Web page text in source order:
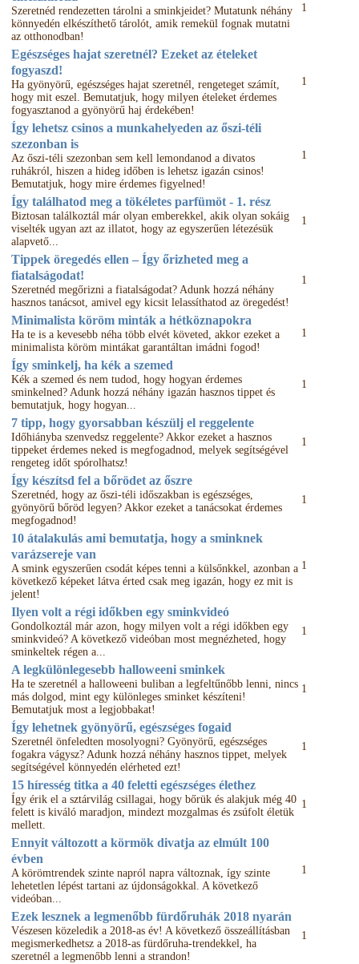
Szeretnéd rendezetten tárolni a sminkjeidet? Mutatunk néhány
könnyedén elkészíthető tárolót, amik remekül fognak mutatni
az otthonodban!
1
Egészséges hajat szeretnél? Ezeket az ételeket
fogyaszd!
Ha gyönyörű, egészséges hajat szeretnél, rengeteget számít,
hogy mit eszel. Bemutatjuk, hogy milyen ételeket érdemes
fogyasztanod a gyönyörű haj érdekében!
1
Így lehetsz csinos a munkahelyeden az őszi-téli
szezonban is
Az őszi-téli szezonban sem kell lemondanod a divatos
ruhákról, hiszen a hideg időben is lehetsz igazán csinos!
Bemutatjuk, hogy mire érdemes figyelned!
1
Így találhatod meg a tökéletes parfümöt - 1. rész
Biztosan találkoztál már olyan emberekkel, akik olyan sokáig
viselték ugyan azt az illatot, hogy az egyszerűen létezésük
alapvető...
1
Tippek öregedés ellen – Így őrizheted meg a
fiatalságodat!
Szeretnéd megőrizni a fiatalságodat? Adunk hozzá néhány
hasznos tanácsot, amivel egy kicsit lelassíthatod az öregedést!
1
Minimalista köröm minták a hétköznapokra
Ha te is a kevesebb néha több elvét követed, akkor ezeket a
minimalista köröm mintákat garantáltan imádni fogod!
1
Így sminkelj, ha kék a szemed
Kék a szemed és nem tudod, hogy hogyan érdemes
sminkelned? Adunk hozzá néhány igazán hasznos tippet és
bemutatjuk, hogy hogyan...
1
7 tipp, hogy gyorsabban készülj el reggelente
Időhiányba szenvedsz reggelente? Akkor ezeket a hasznos
tippeket érdemes neked is megfogadnod, melyek segítségével
rengeteg időt spórolhatsz!
1
Így készítsd fel a bőrödet az őszre
Szeretnéd, hogy az őszi-téli időszakban is egészséges,
gyönyörű bőröd legyen? Akkor ezeket a tanácsokat érdemes
megfogadnod!
1
10 átalakulás ami bemutatja, hogy a sminknek
varázsereje van
A smink egyszerűen csodát képes tenni a külsőnkkel, azonban a
következő képeket látva érted csak meg igazán, hogy ez mit is
jelent!
1
Ilyen volt a régi időkben egy sminkvideó
Gondolkoztál már azon, hogy milyen volt a régi időkben egy
sminkvideó? A következő videóban most megnézheted, hogy
sminkeltek régen a...
1
A legkülönlegesebb halloweeni sminkek
Ha te szeretnél a halloweeni buliban a legfeltűnőbb lenni, nincs
más dolgod, mint egy különleges sminket készíteni!
Bemutatjuk most a legjobbakat!
1
Így lehetnek gyönyörű, egészséges fogaid
Szeretnél önfeledten mosolyogni? Gyönyörű, egészséges
fogakra vágysz? Adunk hozzá néhány hasznos tippet, melyek
segítségével könnyedén elérheted ezt!
1
15 híresség titka a 40 feletti egészséges élethez
Így érik el a sztárvilág csillagai, hogy bőrük és alakjuk még 40
felett is kiváló maradjon, mindezt mozgalmas és zsúfolt életük
mellett.
1
Ennyit változott a körmök divatja az elmúlt 100
évben
A körömtrendek szinte napról napra változnak, így szinte
lehetetlen lépést tartani az újdonságokkal. A következő
videóban...
1
Ezek lesznek a legmenőbb fürdőruhák 2018 nyarán
Vészesen közeledik a 2018-as év! A következő összeállításban
megismerkedhetsz a 2018-as fürdőruha-trendekkel, ha
szeretnél a legmenőbb lenni a strandon!
1